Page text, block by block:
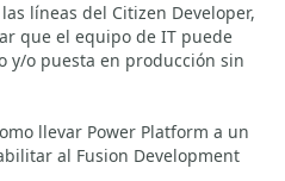
líneas del Citizen Developer,
que el equipo de IT puede
y/o puesta en producción sin
llevar Power Platform a un
al Fusion Development